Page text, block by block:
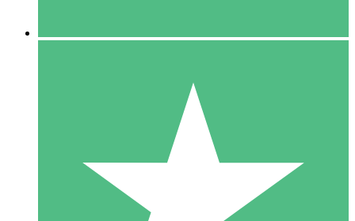
10 Descargas
20 00